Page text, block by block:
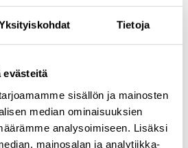
Tietoja
evästeitä
sisällön ja mainosten
median ominaisuuksien
analysoimiseen. Lisäksi
mainosalan ja analytiikka-
30 mA